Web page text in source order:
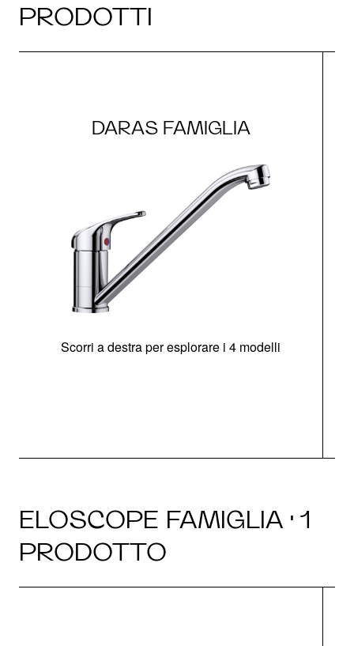
PRODOTTI
DARAS FAMIGLIA
Scorri a destra per esplorare i 4 modelli
ELOSCOPE FAMIGLIA · 1
PRODOTTO